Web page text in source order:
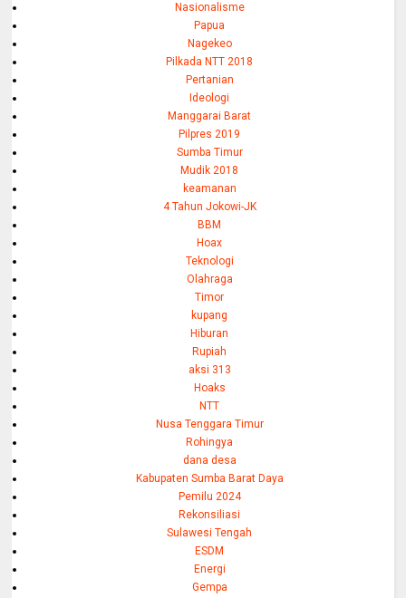
Nasionalisme
Papua
Nagekeo
Pilkada NTT 2018
Pertanian
Ideologi
Manggarai Barat
Pilpres 2019
Sumba Timur
Mudik 2018
keamanan
4 Tahun Jokowi-JK
BBM
Hoax
Teknologi
Olahraga
Timor
kupang
Hiburan
Rupiah
aksi 313
Hoaks
NTT
Nusa Tenggara Timur
Rohingya
dana desa
Kabupaten Sumba Barat Daya
Pemilu 2024
Rekonsiliasi
Sulawesi Tengah
ESDM
Energi
Gempa